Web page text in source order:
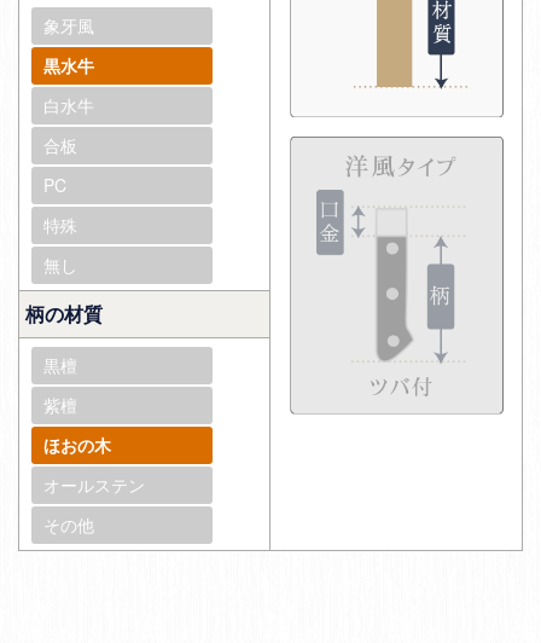
象牙風
黒水牛
白水牛
合板
PC
特殊
無し
柄の材質
黒檀
紫檀
ほおの木
オールステン
その他